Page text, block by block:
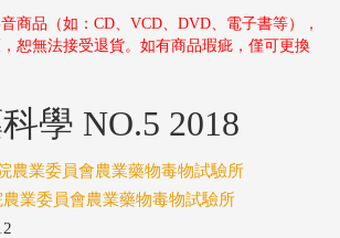
商品（如：CD、VCD、DVD、電子書等），
恕無法接受退貨。如有商品瑕疵，僅可更換
學 NO.5 2018
農業委員會農業藥物毒物試驗所
業委員會農業藥物毒物試驗所